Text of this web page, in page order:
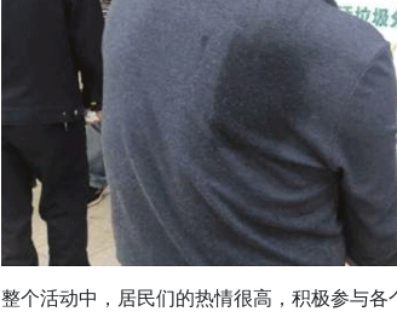
整个活动中，居民们的热情很高，积极参与